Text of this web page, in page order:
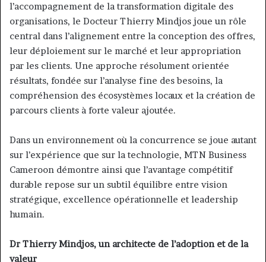
l’accompagnement de la transformation digitale des
organisations, le Docteur Thierry Mindjos joue un rôle
central dans l’alignement entre la conception des offres,
leur déploiement sur le marché et leur appropriation
par les clients. Une approche résolument orientée
résultats, fondée sur l’analyse fine des besoins, la
compréhension des écosystèmes locaux et la création de
parcours clients à forte valeur ajoutée.
Dans un environnement où la concurrence se joue autant
sur l’expérience que sur la technologie, MTN Business
Cameroon démontre ainsi que l’avantage compétitif
durable repose sur un subtil équilibre entre vision
stratégique, excellence opérationnelle et leadership
humain.
Dr Thierry Mindjos, un architecte de l’adoption et de la
valeur